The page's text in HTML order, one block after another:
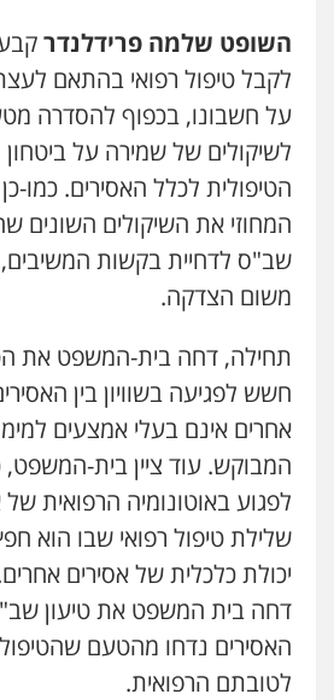
השופט שלמה פרידלנדר
לקבל טיפול רפואי בהתאם
על חשבונו, בכפוף להסדרה
לשיקולים של שמירה על
הטיפולית לכלל האסירים.
המחוזי את השיקולים השונים
שב"ס לדחיית בקשות
משום הצדקה.
תחילה, דחה בית-המשפט את
חשש לפגיעה בשוויון בין
אחרים אינם בעלי אמצעים
המבוקש. עוד ציין בית-המשפט,
לפגוע באוטונומיה הרפואית של
שלילת טיפול רפואי שבו הוא
יכולת כלכלית של אסירים
דחה בית המשפט את טיעון
האסירים נדחו מהטעם
לטובתם הרפואית.